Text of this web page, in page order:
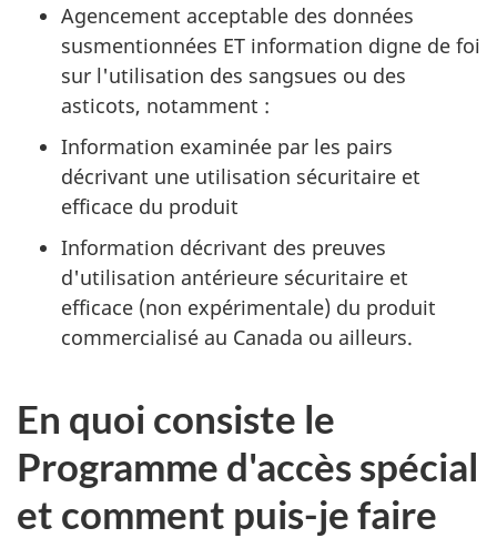
Agencement acceptable des données
susmentionnées ET information digne de foi
sur l'utilisation des sangsues ou des
asticots, notamment :
Information examinée par les pairs
décrivant une utilisation sécuritaire et
efficace du produit
Information décrivant des preuves
d'utilisation antérieure sécuritaire et
efficace (non expérimentale) du produit
commercialisé au Canada ou ailleurs.
En quoi consiste le
Programme d'accès spécial
et comment puis-je faire